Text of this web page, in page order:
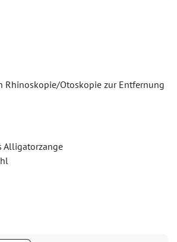
Rhinoskopie/Otoskopie zur Entfernung
Alligatorzange